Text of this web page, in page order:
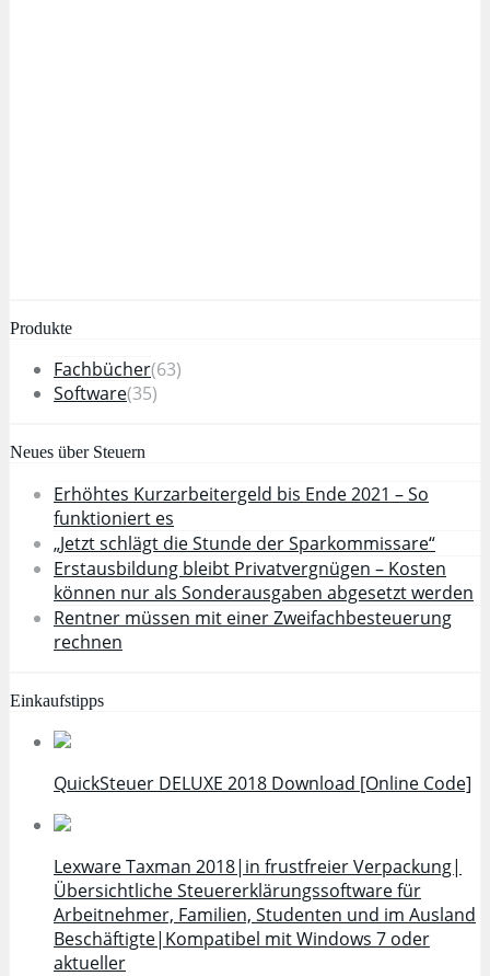
Produkte
Fachbücher(63)
Software(35)
Neues über Steuern
Erhöhtes Kurzarbeitergeld bis Ende 2021 – So
funktioniert es
„Jetzt schlägt die Stunde der Sparkommissare“
Erstausbildung bleibt Privatvergnügen – Kosten
können nur als Sonderausgaben abgesetzt werden
Rentner müssen mit einer Zweifachbesteuerung
rechnen
Einkaufstipps
QuickSteuer DELUXE 2018 Download [Online Code]
Lexware Taxman 2018|in frustfreier Verpackung|
Übersichtliche Steuererklärungssoftware für
Arbeitnehmer, Familien, Studenten und im Ausland
Beschäftigte|Kompatibel mit Windows 7 oder
aktueller